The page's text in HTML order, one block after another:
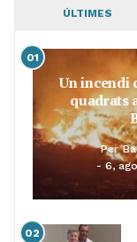
ÚLTIMES
01
Un incendi
quadrats
Per
6,
02